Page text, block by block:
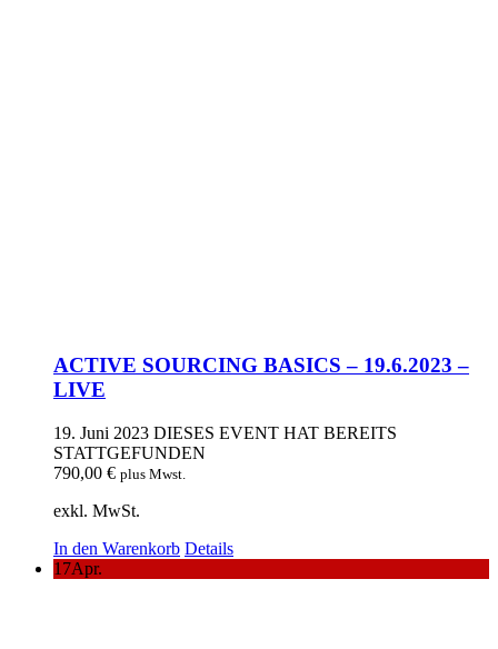
ACTIVE SOURCING BASICS – 19.6.2023 –
LIVE
19. Juni 2023 DIESES EVENT HAT BEREITS
STATTGEFUNDEN
790,00 € plus Mwst.
exkl. MwSt.
In den Warenkorb Details
17Apr.